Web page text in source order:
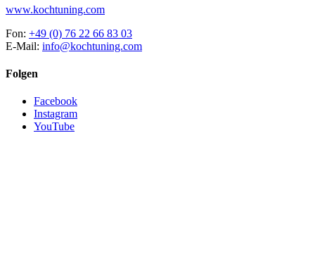
www.kochtuning.com
Fon: +49 (0) 76 22 66 83 03
E-Mail: info@kochtuning.com
Folgen
Facebook
Instagram
YouTube